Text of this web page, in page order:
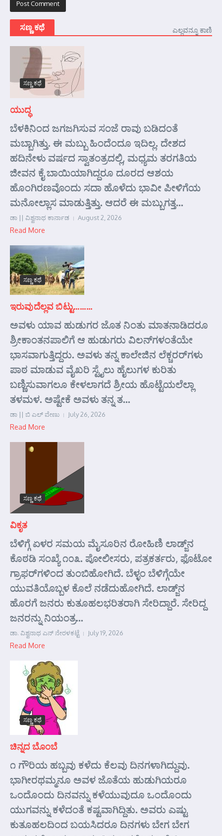
ಸಣ್ಣ ಕಥೆ ಎಲ್ಲವನ್ನೂ ಕಾಣಿ
ಸಣ್ಣ ಕಥೆ
ಯುದ್ಧ
ಬೆಳಕಿನಿಂದ ಜಗಜಗಿಸುವ ಸಂಜೆ ರಾವು ಬಡಿದಂತೆ
ಮಬ್ಬಾಗಿತ್ತು. ಈ ಮಬ್ಬು ಹಿಂದೆಂದೂ ಇದಿಲ್ಲ. ದೇಶದ
ಹದಿನೇಳು ವರ್ಷದ ಸ್ವಾತಂತ್ರದಲ್ಲಿ, ಮಧ್ಯಮ ತರಗತಿಯ
ಜೀವನ ಕೈ ಬಾಯಿಯಾಗಿದ್ದರೂ ದೂರದ ಆಶಯ
ಹೊಂಗಿರಣವೊಂದು ಸದಾ ಹೊಳೆದು ಭಾವೀ ಪೀಳಿಗೆಯ
ಮನೋಲ್ಲಾಸ ಮಾಡುತ್ತಿತ್ತು. ಆದರೆ ಈ ಮಬ್ಬುಗತ್ತ...
ಡಾ || ವಿಶ್ವನಾಥ ಕಾರ್ನಾಡ August 2, 2026
Read More
ಸಣ್ಣ ಕಥೆ
ಇರುವುದೆಲ್ಲವ ಬಿಟ್ಟು………
ಅವಳು ಯಾವ ಹುಡುಗರ ಜೊತ ನಿಂತು ಮಾತನಾಡಿದರೂ
ಶ್ರೀಕಾಂತನಪಾಲಿಗೆ ಆ ಹುಡುಗರು ವಿಲನ್‌ಗಳಂತೆಯೇ
ಭಾಸವಾಗುತ್ತಿದ್ದರು. ಅವಳು ತನ್ನ ಕಾಲೇಜಿನ ಲೆಕ್ಚರರ್‌ಗಳು
ಪಾಠ ಮಾಡುವ ವೈಖರಿ ಸ್ಟೈಲು ಹೈಲುಗಳ ಕುರಿತು
ಬಣ್ಣಿಸುವಾಗಲೂ ಕೇಳಲಾಗದೆ ಶ್ರೀಯ ಹೊಟ್ಟೆಯಲೆಲ್ಲಾ
ತಳಮಳ. ಅಷ್ಟೇಕೆ ಅವಳು ತನ್ನ ತ...
ಡಾ || ಬಿ ಎಲ್ ವೇಣು July 26, 2026
Read More
ಸಣ್ಣ ಕಥೆ
ವಿಕೃತ
ಬೆಳಿಗ್ಗೆ ಏಳರ ಸಮಯ ಮೈಸೂರಿನ ರೋಹಿಣಿ ಲಾಡ್ಜ್‌ನ
ಕೊಠಡಿ ಸಂಖ್ಯೆ ೧೦೩. ಪೋಲೀಸರು, ಪತ್ರಕರ್ತರು, ಫೊಟೋ
ಗ್ರಾಫರ್‌ಗಳಿಂದ ತುಂಬಿಹೋಗಿದೆ. ಬೆಳ್ಳಂ ಬೆಳಿಗ್ಗೆಯೇ
ಯುವತಿಯೊಬ್ಬಳ ಕೊಲೆ ನಡೆದುಹೋಗಿದೆ. ಲಾಡ್ಜ್‌ನ
ಹೊರಗೆ ಜನರು ಕುತೂಹಲಭರಿತರಾಗಿ ಸೇರಿದ್ದಾರೆ. ಸೇರಿದ್ದ
ಜನರನ್ನು ನಿಯಂತ್ರ...
ಡಾ. ವಿಶ್ವನಾಥ ಎನ್ ನೇರಳಕಟ್ಟೆ July 19, 2026
Read More
ಸಣ್ಣ ಕಥೆ
ಚಿನ್ನದ ಬೊಂಬೆ
೧ ಗೌರಿಯ ಹಬ್ಬವು ಕಳೆದು ಕೆಲವು ದಿನಗಳಾಗಿದ್ದುವು.
ಭಾಗೀರಥಮ್ಮನೂ ಅವಳ ಜೊತೆಯ ಹುಡುಗಿಯರೂ
ಒಂದೊಂದು ದಿನವನ್ನು ಕಳೆಯುವುದೂ ಒಂದೊಂದು
ಯುಗವನ್ನು ಕಳೆದಂತೆ ಕಷ್ಟವಾಗಿದ್ದಿತು. ಅವರು ಎಷ್ಟು
ಕುತೂಹಲದಿಂದ ಬಯಸಿದರೂ ದಿನಗಳು ಬೇಗ ಬೇಗ